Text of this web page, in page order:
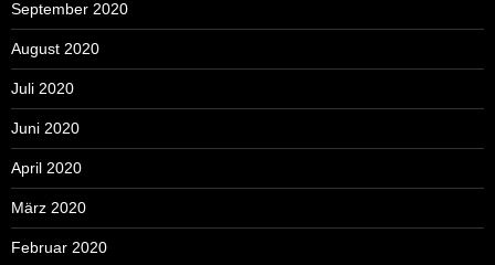
September 2020
August 2020
Juli 2020
Juni 2020
April 2020
März 2020
Februar 2020